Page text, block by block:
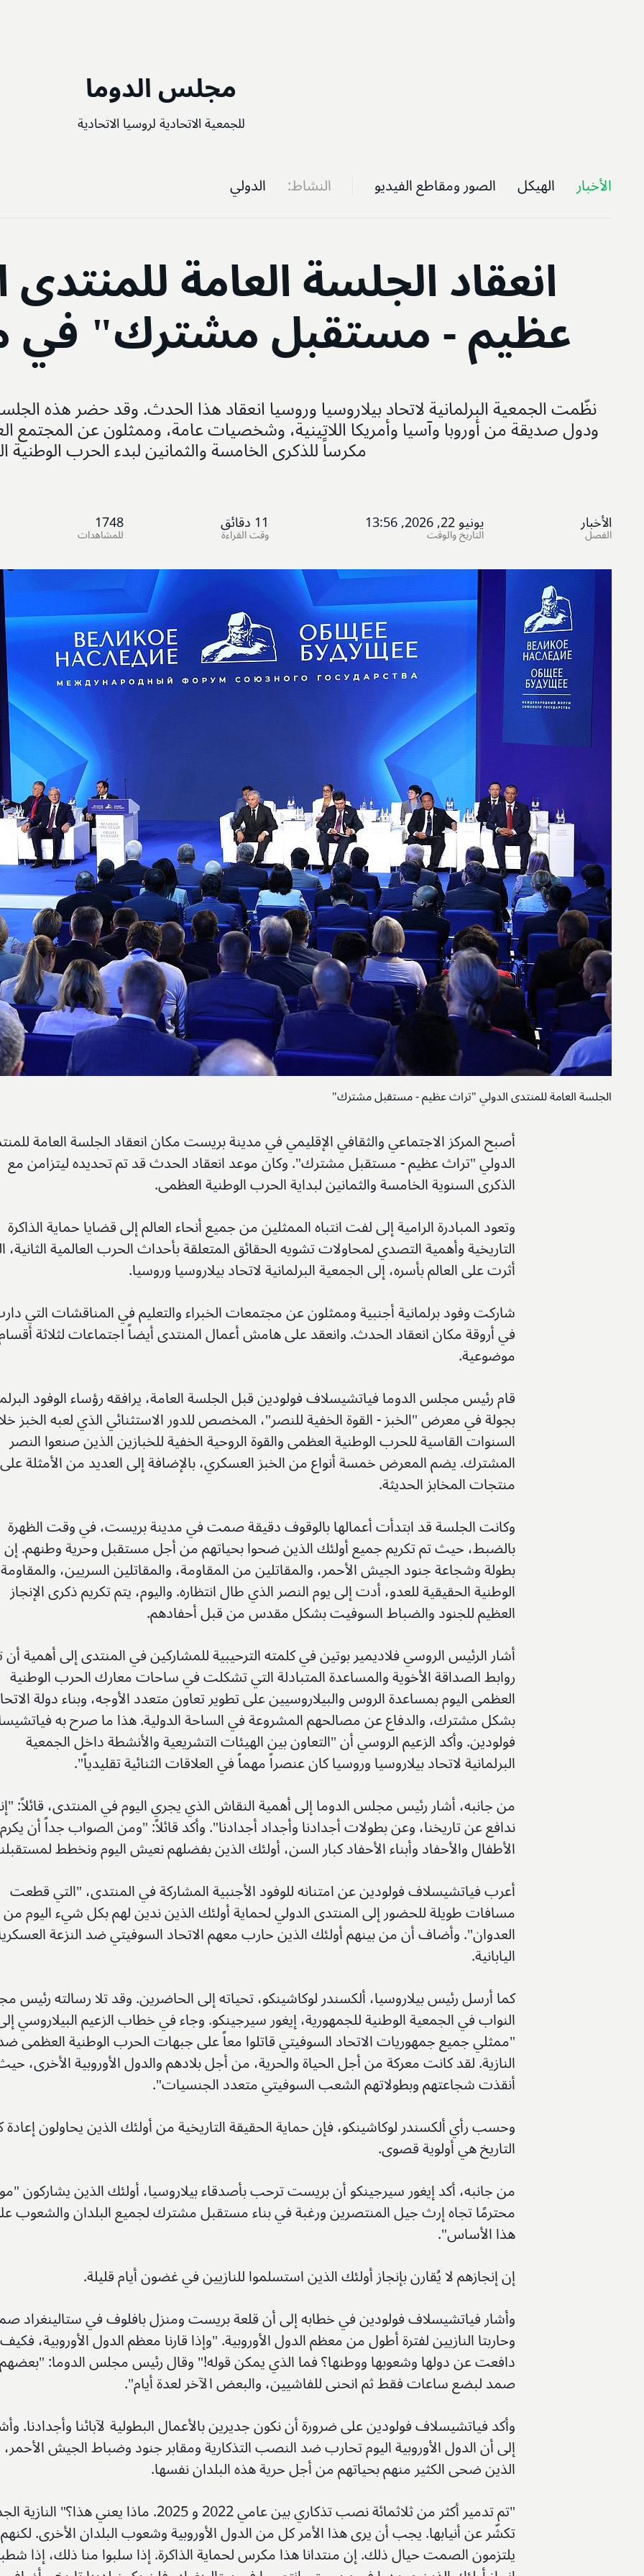
مجلس الدوما
للجمعية الاتحادية لروسيا الاتحادية
الأخبار الهيكل الصور ومقاطع الفيديو النشاط الدولي
انعقاد الجلسة العامة
عظيم - مستقبل مشترك" في
نظّمت الجمعية البرلمانية لاتحاد بيلاروسيا وروسيا انعقاد هذا الحدث. وقد حضر هذه
ودول صديقة من أوروبا وآسيا وأمريكا اللاتينية، وشخصيات عامة، وممثلون عن المجتمع
مكرساً للذكرى الخامسة والثمانين لبدء الحرب
الأخبار
الفصل يونيو 22, 2026, 13:56
التاريخ والوقت 11دقائق
وقت القراءة 1748
للمشاهدات
الجلسة العامة للمنتدى الدولي "تراث عظيم - مستقبل مشترك"
أصبح المركز الاجتماعي والثقافي الإقليمي في مدينة بريست مكان انعقاد الجلسة العامة
الدولي "تراث عظيم - مستقبل مشترك". وكان موعد انعقاد الحدث قد تم تحديده ليتزامن مع
الذكرى السنوية الخامسة والثمانين لبداية الحرب الوطنية العظمى.
وتعود المبادرة الرامية إلى لفت انتباه الممثلين من جميع أنحاء العالم إلى قضايا حماية الذاكرة
التاريخية وأهمية التصدي لمحاولات تشويه الحقائق المتعلقة بأحداث الحرب العالمية الثانية،
أثرت على العالم بأسره، إلى الجمعية البرلمانية لاتحاد بيلاروسيا وروسيا.
شاركت وفود برلمانية أجنبية وممثلون عن مجتمعات الخبراء والتعليم في المناقشات التي
في أروقة مكان انعقاد الحدث. وانعقد على هامش أعمال المنتدى أيضاً اجتماعات لثلاثة
موضوعية.
قام رئيس مجلس الدوما فياتشيسلاف فولودين قبل الجلسة العامة، يرافقه رؤساء الوفود
بجولة في معرض "الخبز - القوة الخفية للنصر"، المخصص للدور الاستثنائي الذي لعبه الخبز
السنوات القاسية للحرب الوطنية العظمى والقوة الروحية الخفية للخبازين الذين صنعوا النصر
المشترك. يضم المعرض خمسة أنواع من الخبز العسكري، بالإضافة إلى العديد من الأمثلة على
منتجات المخابز الحديثة.
وكانت الجلسة قد ابتدأت أعمالها بالوقوف دقيقة صمت في مدينة بريست، في وقت الظهرة
بالضبط، حيث تم تكريم جميع أولئك الذين ضحوا بحياتهم من أجل مستقبل وحرية وطنهم. إن
بطولة وشجاعة جنود الجيش الأحمر، والمقاتلين من المقاومة، والمقاتلين السريين، والمقاومة
الوطنية الحقيقية للعدو، أدت إلى يوم النصر الذي طال انتظاره. واليوم، يتم تكريم ذكرى الإنجاز
العظيم للجنود والضباط السوفيت بشكل مقدس من قبل أحفادهم.
أشار الرئيس الروسي فلاديمير بوتين في كلمته الترحيبية للمشاركين في المنتدى إلى أهمية أن
روابط الصداقة الأخوية والمساعدة المتبادلة التي تشكلت في ساحات معارك الحرب الوطنية
العظمى اليوم بمساعدة الروس والبيلاروسيين على تطوير تعاون متعدد الأوجه، وبناء دولة
بشكل مشترك، والدفاع عن مصالحهم المشروعة في الساحة الدولية. هذا ما صرح به
فولودين. وأكد الزعيم الروسي أن "التعاون بين الهيئات التشريعية والأنشطة داخل الجمعية
البرلمانية لاتحاد بيلاروسيا وروسيا كان عنصراً مهماً في العلاقات الثنائية تقليدياً".
من جانبه، أشار رئيس مجلس الدوما إلى أهمية النقاش الذي يجري اليوم في المنتدى، قائلاً:
ندافع عن تاريخنا، وعن بطولات أجدادنا وأجداد أجدادنا". وأكد قائلاً: "ومن الصواب جداً أن يكرم
الأطفال والأحفاد وأبناء الأحفاد كبار السن، أولئك الذين بفضلهم نعيش اليوم ونخطط
أعرب فياتشيسلاف فولودين عن امتنانه للوفود الأجنبية المشاركة في المنتدى، "التي قطعت
مسافات طويلة للحضور إلى المنتدى الدولي لحماية أولئك الذين ندين لهم بكل شيء اليوم من
العدوان". وأضاف أن من بينهم أولئك الذين حارب معهم الاتحاد السوفيتي ضد النزعة
اليابانية.
كما أرسل رئيس بيلاروسيا، ألكسندر لوكاشينكو، تحياته إلى الحاضرين. وقد تلا رسالته رئيس
النواب في الجمعية الوطنية للجمهورية، إيغور سيرجينكو. وجاء في خطاب الزعيم البيلاروسي
"ممثلي جميع جمهوريات الاتحاد السوفيتي قاتلوا معاً على جبهات الحرب الوطنية العظمى
النازية. لقد كانت معركة من أجل الحياة والحرية، من أجل بلادهم والدول الأوروبية الأخرى،
أنقذت شجاعتهم وبطولاتهم الشعب السوفيتي متعدد الجنسيات".
وحسب رأي ألكسندر لوكاشينكو، فإن حماية الحقيقة التاريخية من أولئك الذين يحاولون إعادة
التاريخ هي أولوية قصوى.
من جانبه، أكد إيغور سيرجينكو أن بريست ترحب بأصدقاء بيلاروسيا، أولئك الذين يشاركون
محترمًا تجاه إرث جيل المنتصرين ورغبة في بناء مستقبل مشترك لجميع البلدان والشعوب
هذا الأساس".
إن إنجازهم لا يُقارن بإنجاز أولئك الذين استسلموا للنازيين في غضون أيام قليلة.
وأشار فياتشيسلاف فولودين في خطابه إلى أن قلعة بريست ومنزل بافلوف في ستالينغراد
وحاربتا النازيين لفترة أطول من معظم الدول الأوروبية. "وإذا قارنا معظم الدول الأوروبية، فكيف
دافعت عن دولها وشعوبها ووطنها؟ فما الذي يمكن قوله!" وقال رئيس مجلس الدوما: "بعضهم
صمد لبضع ساعات فقط ثم انحنى للفاشيين، والبعض الآخر لعدة أيام".
وأكد فياتشيسلاف فولودين على ضرورة أن نكون جديرين بالأعمال البطولية لآبائنا وأجدادنا.
إلى أن الدول الأوروبية اليوم تحارب ضد النصب التذكارية ومقابر جنود وضباط الجيش الأحمر،
الذين ضحى الكثير منهم بحياتهم من أجل حرية هذه البلدان نفسها.
"تم تدمير أكثر من ثلاثمائة نصب تذكاري بين عامي 2022 و 2025. ماذا يعني هذا؟"
تكشّر عن أنيابها. يجب أن يرى هذا الأمر كل من الدول الأوروبية وشعوب البلدان الأخرى. لكنهم
يلتزمون الصمت حيال ذلك. إن منتدانا هذا مكرس لحماية الذاكرة. إذا سلبوا منا ذلك، إذا